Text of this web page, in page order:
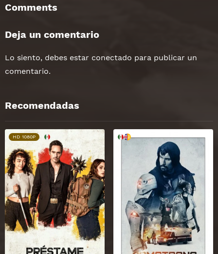
Comments
Deja un comentario
Lo siento, debes estar conectado para publicar un
comentario.
Recomendadas
HD 1080P